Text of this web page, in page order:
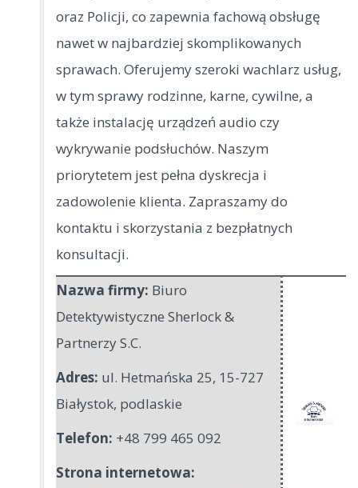
oraz Policji, co zapewnia fachową obsługę
nawet w najbardziej skomplikowanych
sprawach. Oferujemy szeroki wachlarz usług,
w tym sprawy rodzinne, karne, cywilne, a
także instalację urządzeń audio czy
wykrywanie podsłuchów. Naszym
priorytetem jest pełna dyskrecja i
zadowolenie klienta. Zapraszamy do
kontaktu i skorzystania z bezpłatnych
konsultacji.
Nazwa firmy: Biuro
Detektywistyczne Sherlock &
Partnerzy S.C.
Adres: ul. Hetmańska 25, 15-727
Białystok, podlaskie
Telefon: +48 799 465 092
Strona internetowa: